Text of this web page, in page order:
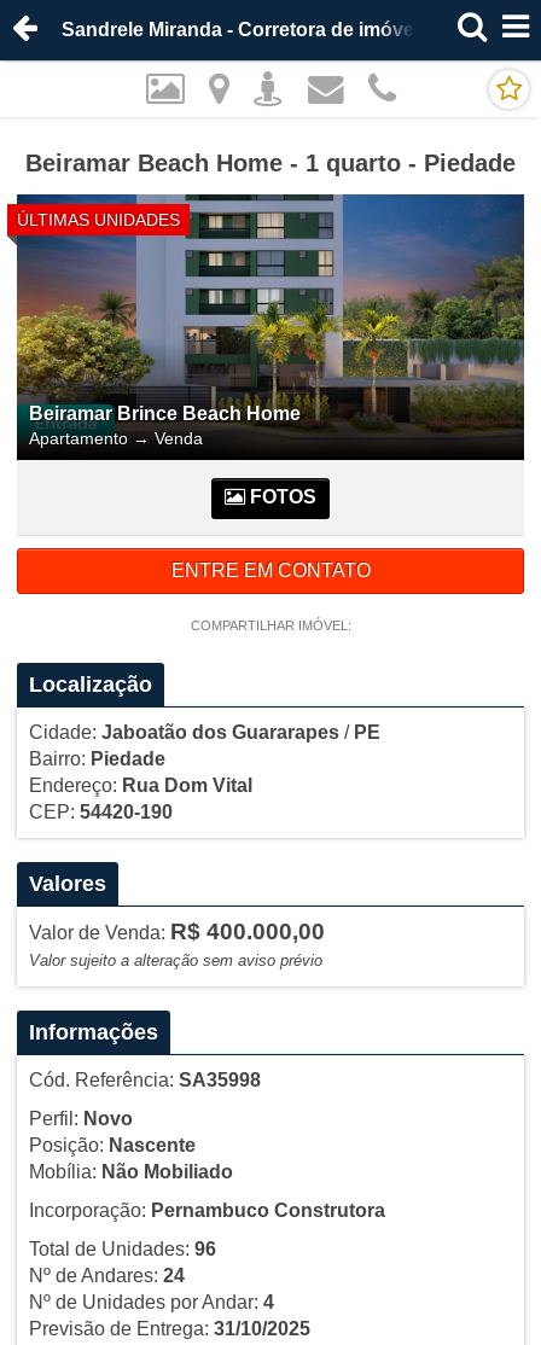
Sandrele Miranda - Corretora de imóveis
Beiramar Beach Home - 1 quarto - Piedade
ÚLTIMAS UNIDADES
Beiramar Brince Beach Home
Apartamento→Venda
FOTOS
ENTRE EM CONTATO
COMPARTILHAR IMÓVEL:
Localização
Cidade: Jaboatão dos Guararapes/ PE
Bairro: Piedade
Endereço: Rua Dom Vital
CEP: 54420-190
Valores
Valor de Venda: R$ 400.000,00
Valor sujeito a alteração sem aviso prévio
Informações
Cód. Referência: SA35998
Perfil: Novo
Posição: Nascente
Mobília: Não Mobiliado
Incorporação: Pernambuco Construtora
Total de Unidades: 96
Nº de Andares: 24
Nº de Unidades por Andar: 4
Previsão de Entrega: 31/10/2025